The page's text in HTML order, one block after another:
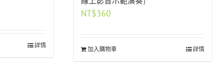
詳情
NT$360
加入購物車 詳情